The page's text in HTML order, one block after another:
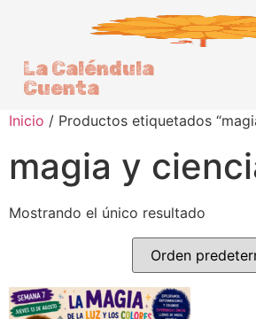
La Caléndula
Cuenta
Inicio / Productos etiquetados
magia y
Mostrando el único resultado